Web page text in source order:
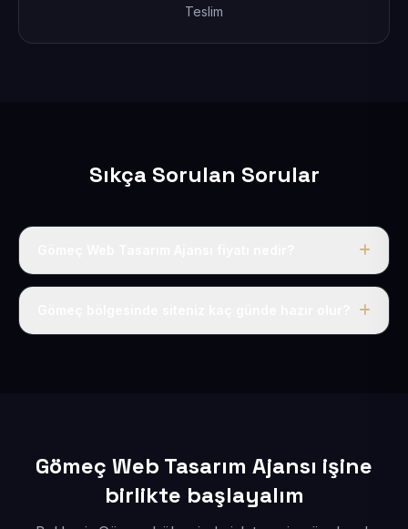
Teslim
Sıkça Sorulan Sorular
Tek fiyat uygulanır: yıllık 50 USD + KDV. Bu bedele alan
Gömeç Web Tasarım Ajansı işine
birlikte başlayalım